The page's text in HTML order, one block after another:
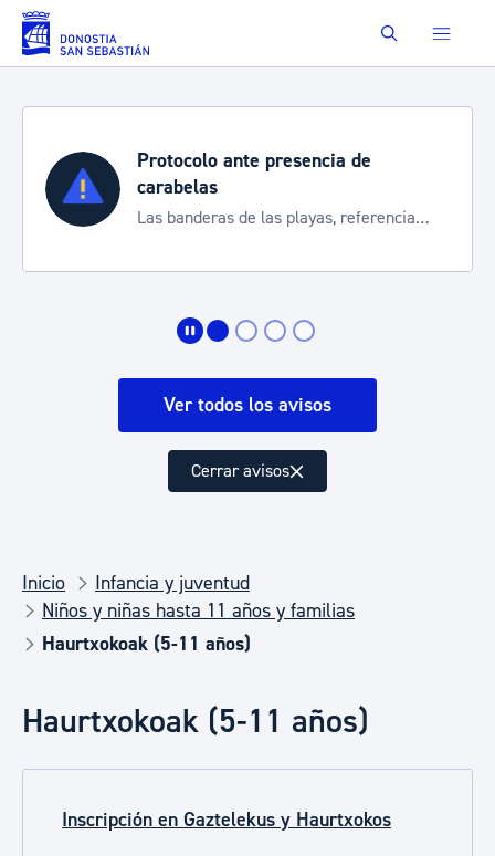
Saltar al contenido principal Buscar
Protocolo ante presencia de
carabelas
Las banderas de las playas, referencia
Ver todos los avisos
Cerrar avisos
Inicio
Infancia y juventud
Niños y niñas hasta 11 años y familias
Haurtxokoak (5-11 años)
Haurtxokoak (5-11 años)
Inscripción en Gaztelekus y Haurtxokos